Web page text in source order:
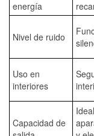
energía
Nivel de ruido
Uso en
interiores
Capacidad de